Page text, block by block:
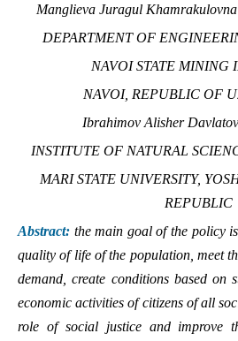
Manglieva Juragul Khamrakulovna
DEPARTMENT OF
NAVOI STATE MINING
NAVOI, REPUBLIC OF
Ibrahimov Alisher
INSTITUTE OF NATURAL
MARI STATE UNIVERSITY,
REPUBLIC
Abstract: the main goal of the policy
quality of life of the population, meet
demand, create conditions based on
economic activities of citizens of all
role of social justice and improve